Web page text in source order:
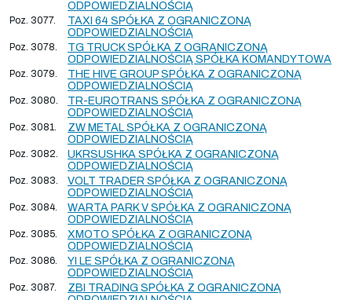
ODPOWIEDZIALNOŚCIĄ
Poz. 3077.
TAXI 64 SPÓŁKA Z OGRANICZONĄ
ODPOWIEDZIALNOŚCIĄ
Poz. 3078.
TG TRUCK SPÓŁKA Z OGRANICZONĄ
ODPOWIEDZIALNOŚCIĄ SPÓŁKA KOMANDYTOWA
Poz. 3079.
THE HIVE GROUP SPÓŁKA Z OGRANICZONĄ
ODPOWIEDZIALNOŚCIĄ
Poz. 3080.
TR-EUROTRANS SPÓŁKA Z OGRANICZONĄ
ODPOWIEDZIALNOŚCIĄ
Poz. 3081.
ZW METAL SPÓŁKA Z OGRANICZONĄ
ODPOWIEDZIALNOŚCIĄ
Poz. 3082.
UKRSUSHKA SPÓŁKA Z OGRANICZONĄ
ODPOWIEDZIALNOŚCIĄ
Poz. 3083.
VOLT TRADER SPÓŁKA Z OGRANICZONĄ
ODPOWIEDZIALNOŚCIĄ
Poz. 3084.
WARTA PARK V SPÓŁKA Z OGRANICZONĄ
ODPOWIEDZIALNOŚCIĄ
Poz. 3085.
XMOTO SPÓŁKA Z OGRANICZONĄ
ODPOWIEDZIALNOŚCIĄ
Poz. 3086.
YI LE SPÓŁKA Z OGRANICZONĄ
ODPOWIEDZIALNOŚCIĄ
Poz. 3087.
ZBI TRADING SPÓŁKA Z OGRANICZONĄ